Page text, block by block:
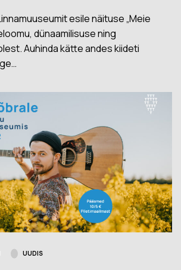
esile näituse „Meie
dünaamilisuse ning
Auhinda kätte andes kiideti
UUDIS